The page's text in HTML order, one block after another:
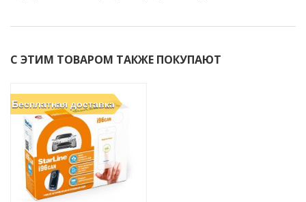
С ЭТИМ ТОВАРОМ ТАКЖЕ ПОКУПАЮТ
Бесплатная доставка